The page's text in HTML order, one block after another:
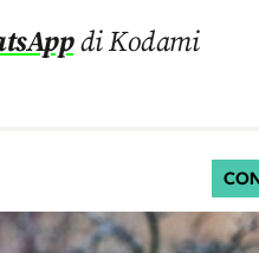
di Kodami